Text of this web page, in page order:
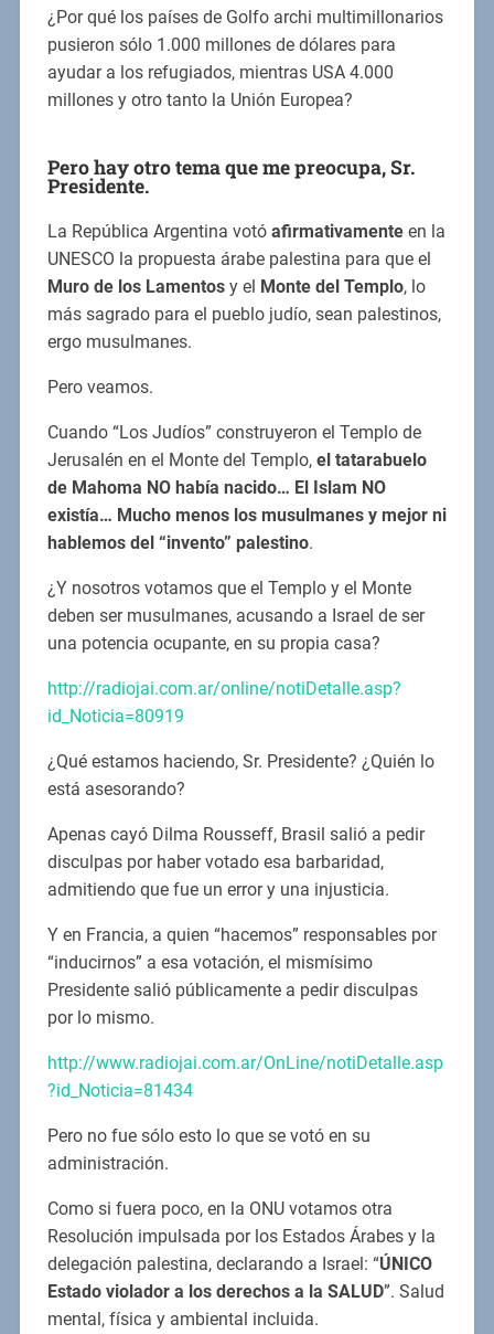
¿Por qué los países de Golfo archi multimillonarios
pusieron sólo 1.000 millones de dólares para
ayudar a los refugiados, mientras USA 4.000
millones y otro tanto la Unión Europea?
Pero hay otro tema que me preocupa, Sr.
Presidente.
La República Argentina votó afirmativamenteen la
UNESCO la propuesta árabe palestina para que el
Muro de los Lamentosy el Monte del Templo, lo
más sagrado para el pueblo judío, sean palestinos,
ergo musulmanes.
Pero veamos.
Cuando “Los Judíos” construyeron el Templo de
Jerusalén en el Monte del Templo, el tatarabuelo
de Mahoma NO había nacido… El Islam NO
existía… Mucho menos los musulmanes y mejor ni
hablemos del “invento” palestino.
¿Y nosotros votamos que el Templo y el Monte
deben ser musulmanes, acusando a Israel de ser
una potencia ocupante, en su propia casa?
http://radiojai.com.ar/online/notiDetalle.asp?
id_Noticia=80919
¿Qué estamos haciendo, Sr. Presidente? ¿Quién lo
está asesorando?
Apenas cayó Dilma Rousseff, Brasil salió a pedir
disculpas por haber votado esa barbaridad,
admitiendo que fue un error y una injusticia.
Y en Francia, a quien “hacemos” responsables por
“inducirnos” a esa votación, el mismísimo
Presidente salió públicamente a pedir disculpas
por lo mismo.
http://www.radiojai.com.ar/OnLine/notiDetalle.asp
?id_Noticia=81434
Pero no fue sólo esto lo que se votó en su
administración.
Como si fuera poco, en la ONU votamos otra
Resolución impulsada por los Estados Árabes y la
delegación palestina, declarando a Israel: “ÚNICO
Estado violador a los derechos a la SALUD”. Salud
mental, física y ambiental incluida.